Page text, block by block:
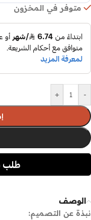
متوفر في المخزون
-
+
الوصف
نبذة عن التصميم: